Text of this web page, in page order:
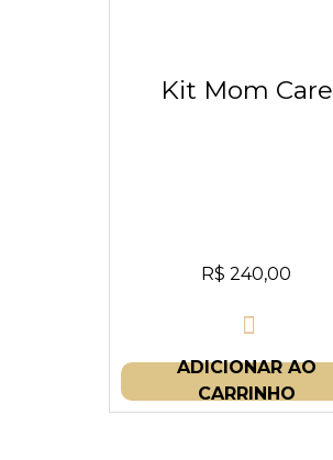
Kit Mom Care
R$ 240,00
ADICIONAR AO
CARRINHO